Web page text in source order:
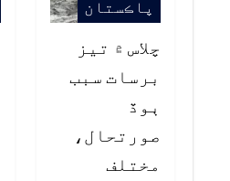
پاڪستان
چلاس ۾ تيز
برسات سبب
ٻوڏ
صورتحال،
مختلف